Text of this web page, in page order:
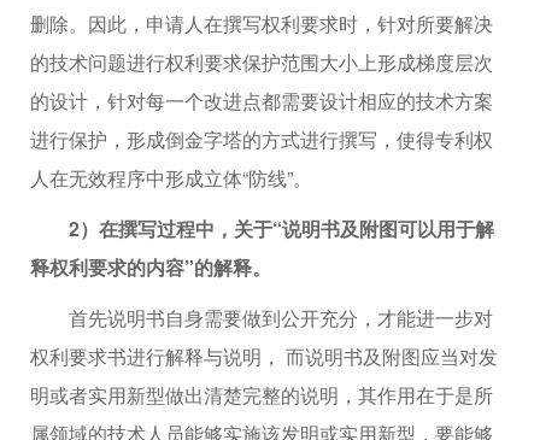
删除。因此，申请人在撰写权利要求时，针对所要解决
的技术问题进行权利要求保护范围大小上形成梯度层次
的设计，针对每一个改进点都需要设计相应的技术方案
进行保护，形成倒金字塔的方式进行撰写，使得专利权
人在无效程序中形成立体“防线”。
2）在撰写过程中，关于“说明书及附图可以用于解
释权利要求的内容”的解释。
首先说明书自身需要做到公开充分，才能进一步对
权利要求书进行解释与说明， 而说明书及附图应当对发
明或者实用新型做出清楚完整的说明，其作用在于是所
属领域的技术人员能够实施该发明或实用新型，要能够